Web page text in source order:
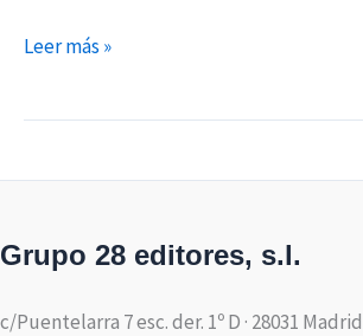
Leer más »
Grupo 28 editores, s.l.
c/Puentelarra 7 esc. der. 1º D · 28031